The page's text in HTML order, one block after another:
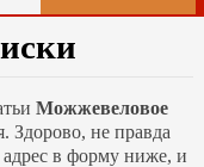
Можжевеловое
Здорово, не правда
в форму ниже, и